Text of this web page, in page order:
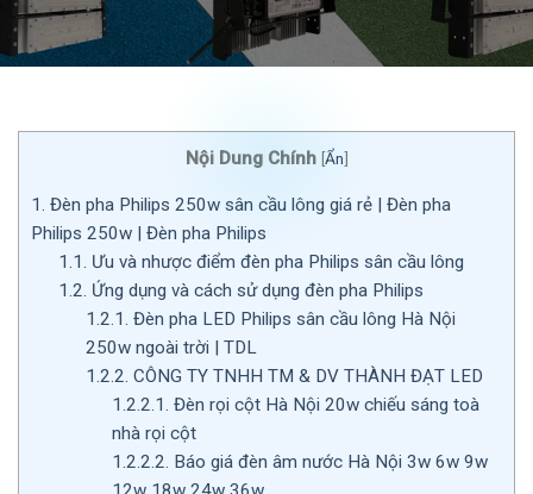
Nội Dung Chính [Ẩn]
1. Đèn pha Philips 250w sân cầu lông giá rẻ | Đèn pha
Philips 250w | Đèn pha Philips
1.1. Ưu và nhược điểm đèn pha Philips sân cầu lông
1.2. Ứng dụng và cách sử dụng đèn pha Philips
1.2.1. Đèn pha LED Philips sân cầu lông Hà Nội
250w ngoài trời | TDL
1.2.2. CÔNG TY TNHH TM & DV THÀNH ĐẠT LED
1.2.2.1. Đèn rọi cột Hà Nội 20w chiếu sáng toà
nhà rọi cột
1.2.2.2. Báo giá đèn âm nước Hà Nội 3w 6w 9w